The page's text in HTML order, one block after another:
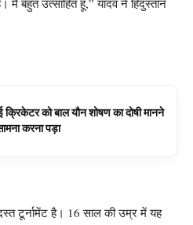
मैं बहुत उत्साहित हूं,” यादव ने हिंदुस्तान
क्रिकेटर को बाल यौन शोषण का दोषी मानने
करना पड़ा
टूर्नामेंट है। 16 साल की उम्र में यह